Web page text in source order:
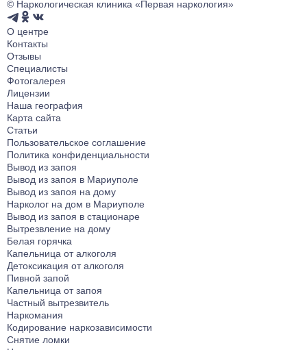
© Наркологическая клиника «Первая наркология»
О центре
Контакты
Отзывы
Специалисты
Фотогалерея
Лицензии
Наша география
Карта сайта
Статьи
Пользовательское соглашение
Политика конфиденциальности
Вывод из запоя
Вывод из запоя в Мариуполе
Вывод из запоя на дому
Нарколог на дом в Мариуполе
Вывод из запоя в стационаре
Вытрезвление на дому
Белая горячка
Капельница от алкоголя
Детоксикация от алкоголя
Пивной запой
Капельница от запоя
Частный вытрезвитель
Наркомания
Кодирование наркозависимости
Снятие ломки